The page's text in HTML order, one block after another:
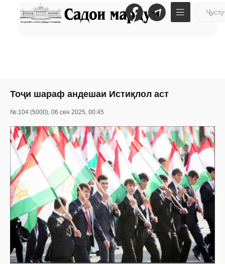
Тоҷи шараф андешаи Истиқлол аст
№:104 (5000), 06 сен 2025, 00:45